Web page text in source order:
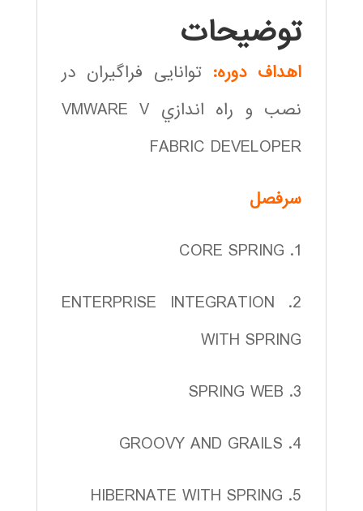
توضیحات
اهداف دوره: توانایی فراگیران در
نصب و راه اندازي VMWARE V
FABRIC DEVELOPER
سرفصل
1. CORE SPRING
2. ENTERPRISE INTEGRATION
WITH SPRING
3. SPRING WEB
4. GROOVY AND GRAILS
5. HIBERNATE WITH SPRING